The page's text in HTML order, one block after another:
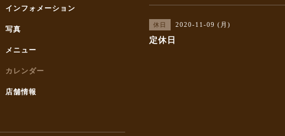
休日 2020-11-09 (月)
定休日
インフォメーション
写真
メニュー
カレンダー
店舗情報